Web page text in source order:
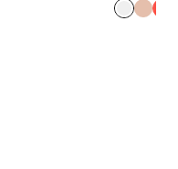
Noir